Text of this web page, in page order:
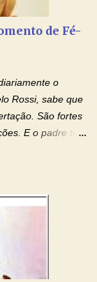
que já são
vamos orar
de Fé-
o
Rossi, sabe que
São fortes
E o padre tem
de semana na
Adriana-
Marcelo
de Fé)
Nome, peço